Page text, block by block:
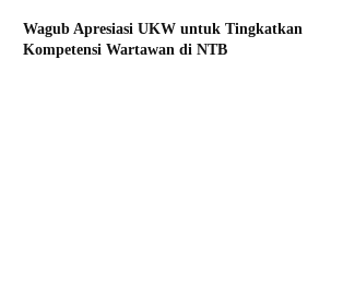
Wagub Apresiasi UKW untuk Tingkatkan
Kompetensi Wartawan di NTB